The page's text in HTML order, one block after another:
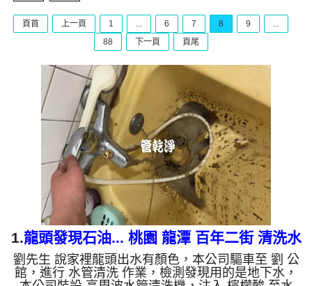
頁首 上一頁 1 ... 6 7 8 9
...
88
下一頁 頁尾
1.龍頭發現石油... 桃園 龍潭 百年二街 清洗水
管
劉先生 說家裡龍頭出水有顏色，本公司驅車至 劉 公
館，進行 水管清洗 作業，檢測發現用的是地下水，